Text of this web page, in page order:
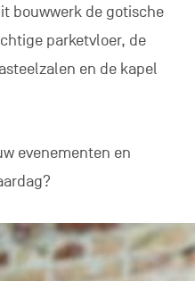
bouwwerk de gotische
parketvloer, de
en de kapel
evenementen en